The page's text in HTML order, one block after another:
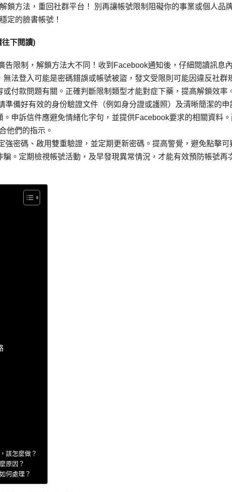
鎖方法，重回社群平台！ 別再讓帳號限制阻礙你的事業或個人品
定的臉書帳號！
下閱讀)
告限制，解鎖方法大不同！收到Facebook通知後，仔細閱讀訊息
法登入可能是密碼錯誤或帳號被盜，發文受限則可能因違反社群
付款問題有關。正確判斷限制類型才能對症下藥，提高解鎖效率
準備好有效的身份驗證文件（例如身分證或護照）及清晰簡潔的申
申訴信件應避免情緒化字句，並提供Facebook要求的相關資料
他們的指示。
強密碼、啟用雙重驗證，並定期更新密碼。提高警覺，避免點擊可
。定期檢視帳號活動，及早發現異常情況，才能有效預防帳號再
該怎麼做？
原因？
何處理？